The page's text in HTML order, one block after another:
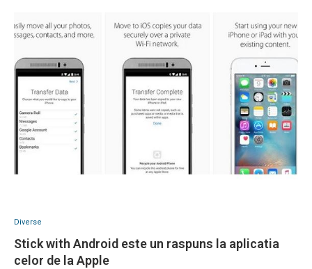
Diverse
Stick with Android este un raspuns la aplicatia
celor de la Apple